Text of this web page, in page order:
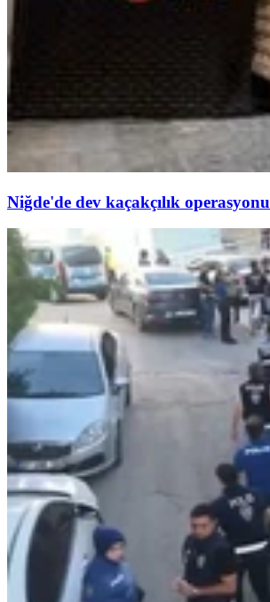
Niğde'de dev kaçakçılık operasyonu